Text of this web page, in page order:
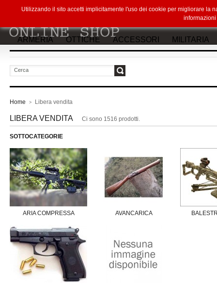
ARMERIA OTTICHE ACCESSORI MILITARIA
Home > Libera vendita
LIBERA VENDITA Ci sono 1516 prodotti.
SOTTOCATEGORIE
ARIA COMPRESSA AVANCARICA
Utilizzando il sito accetti implicitamente l'uso dei cookie per migliorare la
informazioni